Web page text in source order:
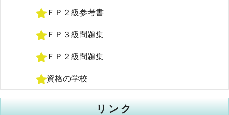
ＦＰ２級参考書
ＦＰ３級問題集
ＦＰ２級問題集
資格の学校
リンク